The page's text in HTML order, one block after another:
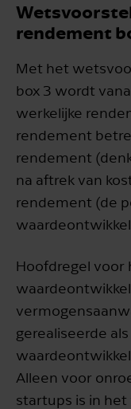
rendement
Met het
box 3 wordt
werkelijke
rendement
rendement
na aftrek van
rendement (de
Hoofdregel voor
gerealiseerde
Alleen voor
startups is in